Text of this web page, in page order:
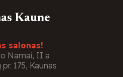
Kaune
salonas!
Namai, II a
175, Kaunas